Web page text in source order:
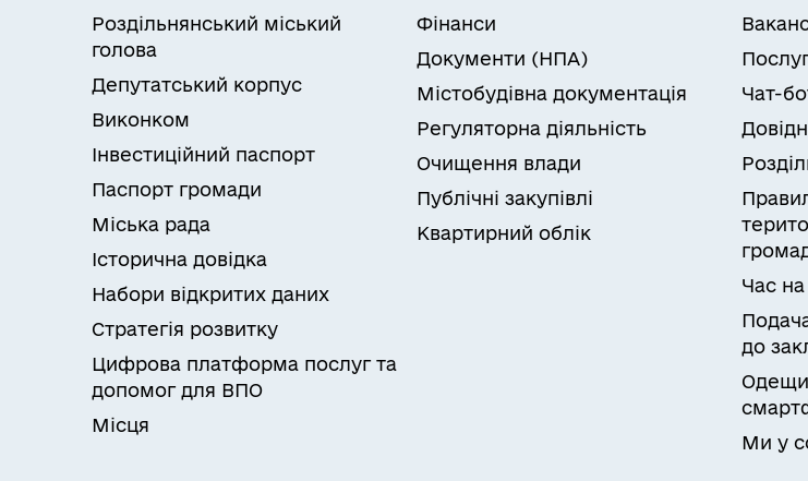
Роздільнянський міський
голова
Депутатський корпус
Виконком
Інвестиційний паспорт
Паспорт громади
Міська рада
Історична довідка
Набори відкритих даних
Стратегія розвитку
Цифрова платформа послуг та
допомог для ВПО
Місця
Фінанси
Документи (НПА)
Містобудівна документація
Регуляторна діяльність
Очищення влади
Публічні закупівлі
Квартирний облік
Чат-
Час
до
Ми у